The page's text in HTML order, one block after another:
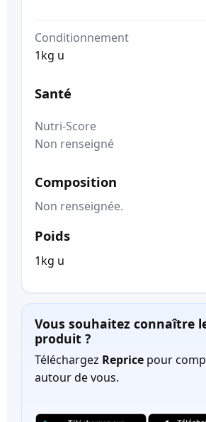
Conditionnement
1kg u
Santé
Nutri-Score
Non renseigné
Composition
Non renseignée.
Poids
1kg u
Vous souhaitez connaître
produit ?
Téléchargez Reprice pour
autour de vous.